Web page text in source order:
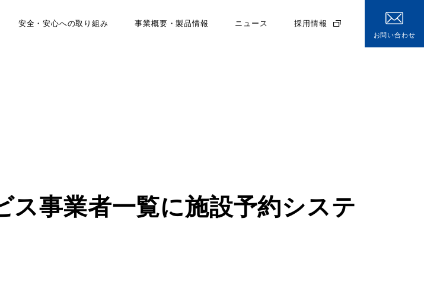
安全・安心への取り組み 事業概要・製品情報 ニュース 採用情報
お問い合わせ
ス事業者一覧に施設予約システ